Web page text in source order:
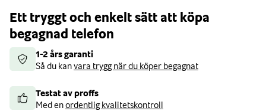
Ett tryggt och enkelt sätt att köpa
begagnad telefon
1-2 års garanti
Så du kanvara trygg när du köper begagnat
Testat av proffs
Med enordentlig kvalitetskontroll